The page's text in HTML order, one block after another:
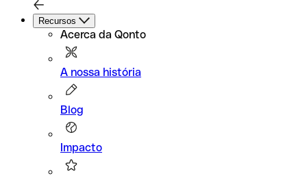
Recursos
Acerca da Qonto
A nossa história
Blog
Impacto